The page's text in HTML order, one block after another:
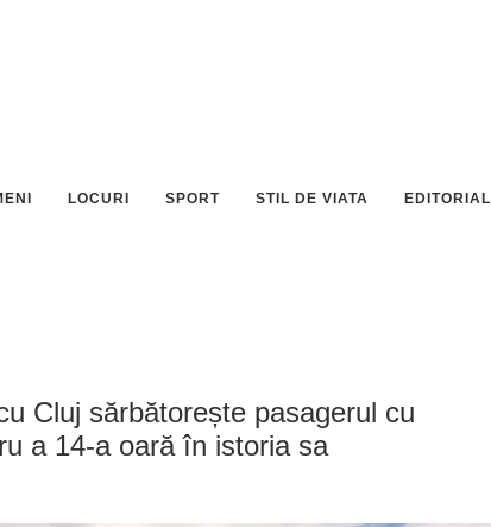
LOCURI SPORT STIL DE VIATA EDITORIAL
Cluj sărbătorește pasagerul cu
a 14-a oară în istoria sa